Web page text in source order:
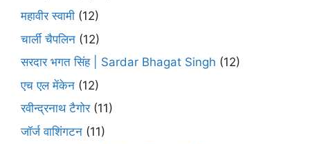
महावीर स्वामी (12)
चार्ली चैपलिन (12)
सरदार भगत सिंह | Sardar Bhagat Singh (12)
एच एल मेंकेन (12)
रवीन्द्रनाथ टैगोर(11)
जॉर्ज वाशिंगटन (11)